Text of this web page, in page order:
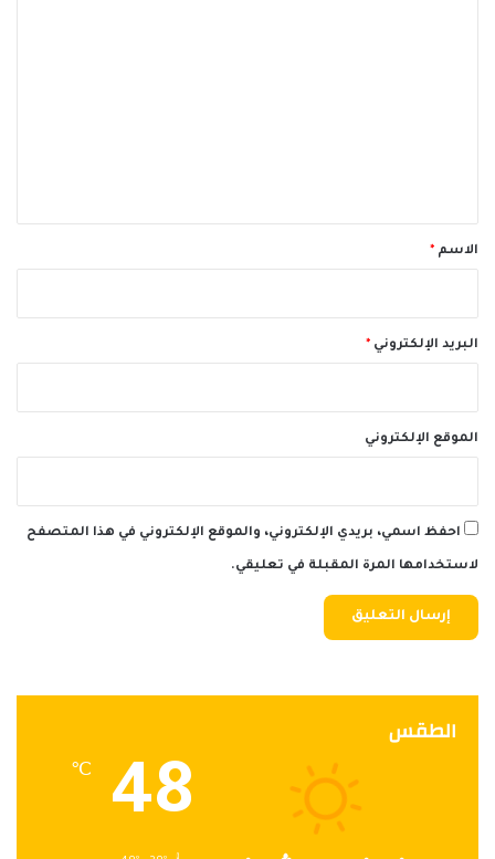
*الاسم *
البريد الإلكتروني *
الموقع الإلكتروني
احفظ اسمي، بريدي الإلكتروني، والموقع الإلكتروني في هذا المتصفح
لاستخدامها المرة المقبلة في تعليقي.
الطقس
48
℃